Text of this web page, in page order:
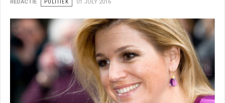
REDACTIE POLITIEK 01 JULY 2016